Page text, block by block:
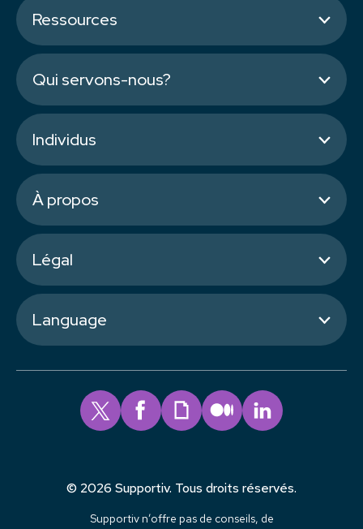
Ressources
Qui servons-nous?
Individus
À propos
Légal
Language
© 2026 Supportiv. Tous droits réservés.
Supportiv n’offre pas de conseils, de